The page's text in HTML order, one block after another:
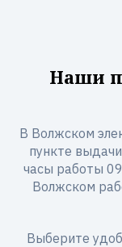
Наши
В Волжском
пункте
часы работы
Волжском
Выберите